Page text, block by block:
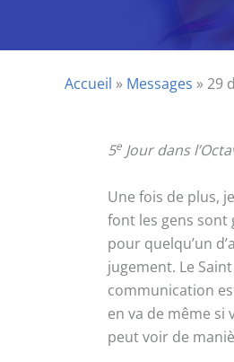
Accueil » Messages »29
5e Jour dans
Une fois de plus,
font les gens
pour quelqu’un
jugement. Le
communication
en va de même
peut voir de